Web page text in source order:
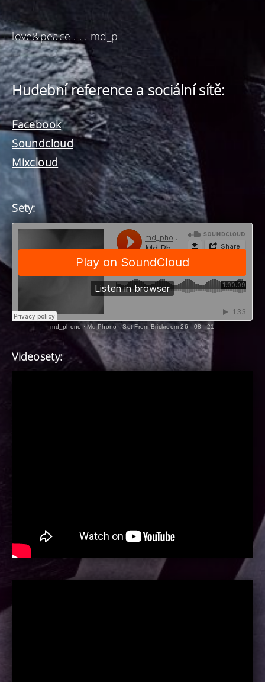
love&peace . . . md_p
Hudební reference a sociální sítě:
Facebook
Soundcloud
Mixcloud
Sety:
md_phono·Md Phono - Set From Brickroom 26 - 08 - 21
Videosety: